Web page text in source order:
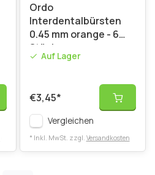
Ordo
Interdentalbürsten
0.45 mm orange - 6
Stück
Auf Lager
€3,45*
Vergleichen
* Inkl. MwSt. zzgl. Versandkosten